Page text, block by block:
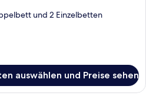
und 2 Einzelbetten
auswählen und Preise sehen